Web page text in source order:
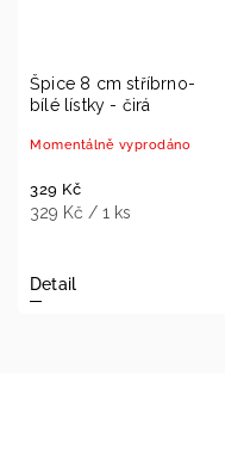
Špice 8 cm zralé
jeřabiny - bílá
Momentálně vyprodáno
359 Kč
359 Kč / 1 ks
Detail